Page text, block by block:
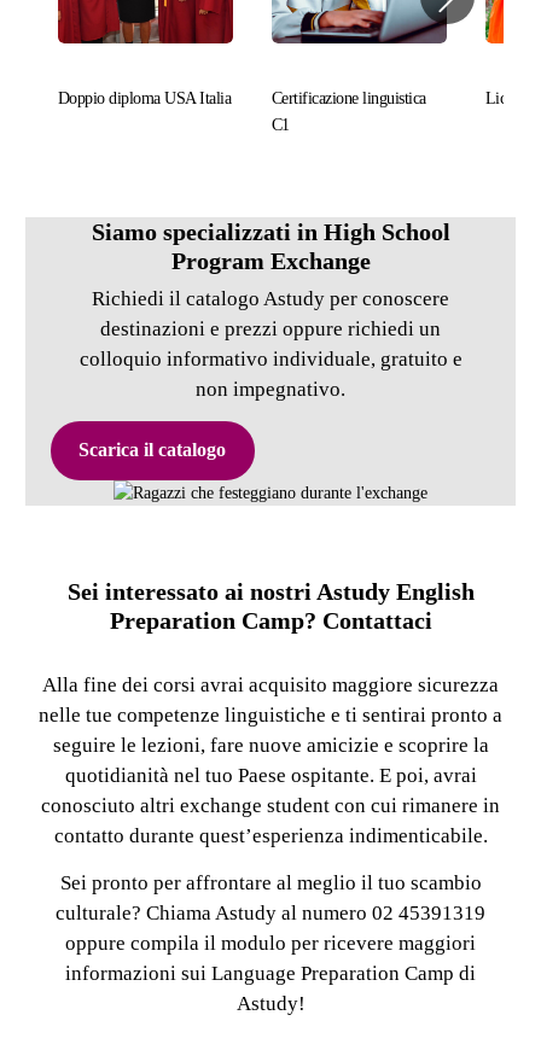
Doppio diploma USA Italia
Certificazione linguistica
C1
Liceo e
Siamo specializzati in High School
Program Exchange
Richiedi il catalogo Astudy per conoscere
destinazioni e prezzi oppure richiedi un
colloquio informativo individuale, gratuito e
non impegnativo.
Scarica il catalogo
Sei interessato ai nostri Astudy English
Preparation Camp? Contattaci
Alla fine dei corsi avrai acquisito maggiore sicurezza
nelle tue competenze linguistiche e ti sentirai pronto a
seguire le lezioni, fare nuove amicizie e scoprire la
quotidianità nel tuo Paese ospitante. E poi, avrai
conosciuto altri exchange student con cui rimanere in
contatto durante quest’esperienza indimenticabile.
Sei pronto per affrontare al meglio il tuo scambio
culturale? Chiama Astudy al numero 02 45391319
oppure compila il modulo per ricevere maggiori
informazioni sui Language Preparation Camp di
Astudy!